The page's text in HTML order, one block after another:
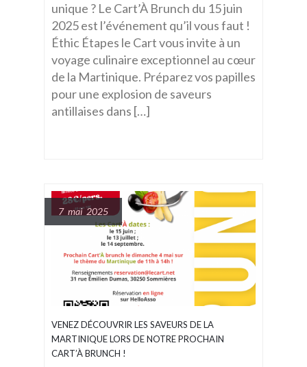
unique ? Le Cart’À Brunch du 15 juin
2025 est l’événement qu’il vous faut !
Éthic Étapes le Cart vous invite à un
voyage culinaire exceptionnel au cœur
de la Martinique. Préparez vos papilles
pour une explosion de saveurs
antillaises dans […]
7 mai 2025
VENEZ DÉCOUVRIR LES SAVEURS DE LA
MARTINIQUE LORS DE NOTRE PROCHAIN
CART’À BRUNCH !